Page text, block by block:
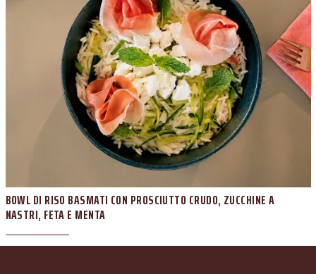
BOWL DI RISO BASMATI CON PROSCIUTTO CRUDO, ZUCCHINE A
NASTRI, FETA E MENTA